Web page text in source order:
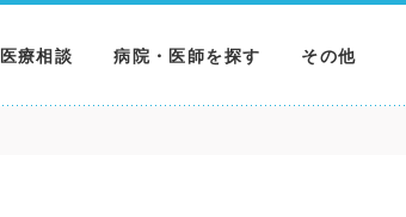
医療相談 病院・医師を探す
病院を探す
その他
MNニュース